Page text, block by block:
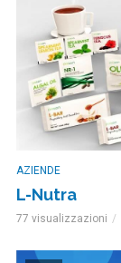
AZIENDE
L-Nutra
77 visualizzazioni